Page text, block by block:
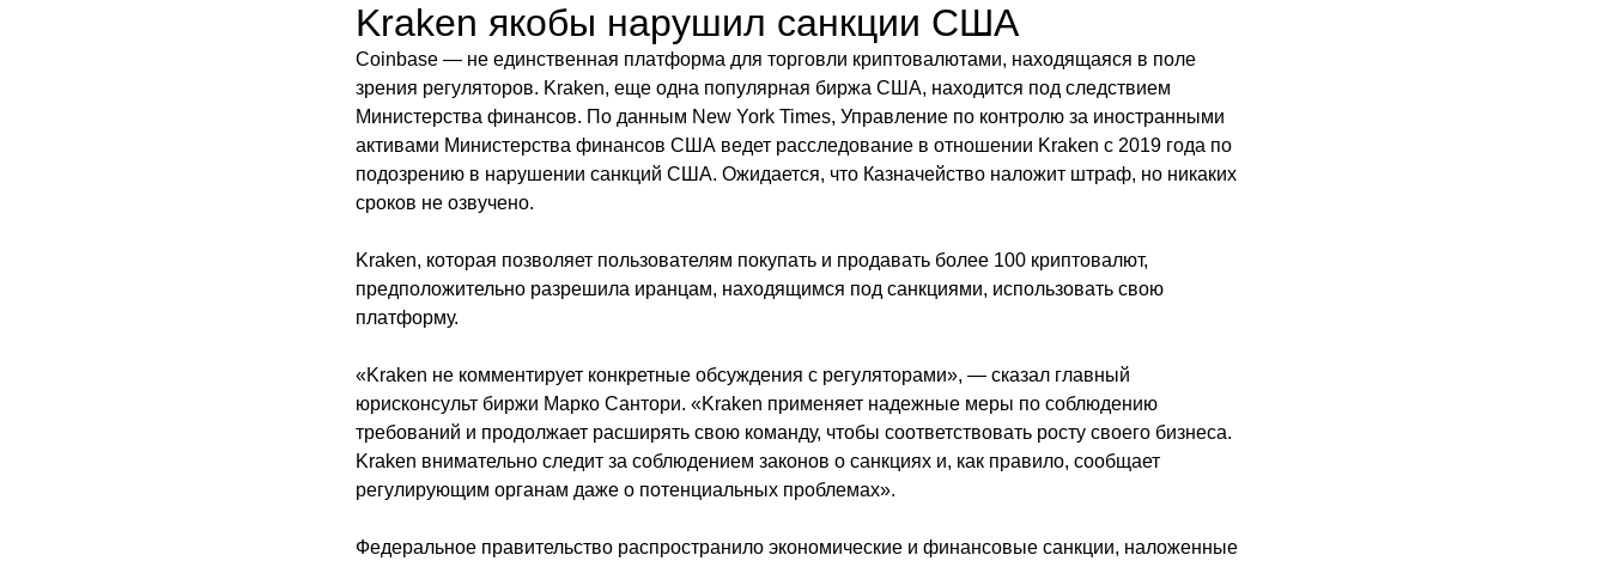
Kraken якобы нарушил санкции США
Coinbase — не единственная платформа для торговли криптовалютами, находящаяся в поле
зрения регуляторов. Kraken, еще одна популярная биржа США, находится под следствием
Министерства финансов. По данным New York Times, Управление по контролю за иностранными
активами Министерства финансов США ведет расследование в отношении Kraken с 2019 года по
подозрению в нарушении санкций США. Ожидается, что Казначейство наложит штраф, но никаких
сроков не озвучено.
Kraken, которая позволяет пользователям покупать и продавать более 100 криптовалют,
предположительно разрешила иранцам, находящимся под санкциями, использовать свою
платформу.
«Kraken не комментирует конкретные обсуждения с регуляторами», — сказал главный
юрисконсульт биржи Марко Сантори. «Kraken применяет надежные меры по соблюдению
требований и продолжает расширять свою команду, чтобы соответствовать росту своего бизнеса.
Kraken внимательно следит за соблюдением законов о санкциях и, как правило, сообщает
регулирующим органам даже о потенциальных проблемах».
Федеральное правительство распространило экономические и финансовые санкции, наложенные